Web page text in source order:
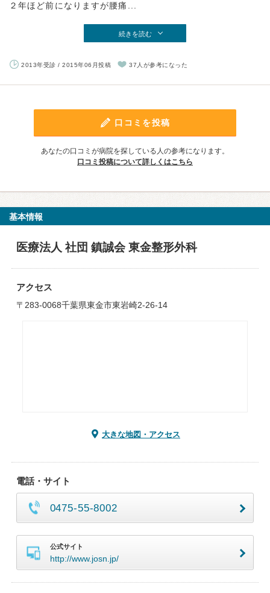
２年ほど前になりますが腰痛...
続きを読む
2013年受診 / 2015年06月投稿 37人が参考になった
口コミを投稿
あなたの口コミが病院を探している人の参考になります。
口コミ投稿について詳しくはこちら
基本情報
医療法人 社団 鎮誠会 東金整形外科
アクセス
〒283-0068千葉県東金市東岩崎2-26-14
大きな地図・アクセス
電話・サイト
0475-55-8002
公式サイト
http://www.josn.jp/